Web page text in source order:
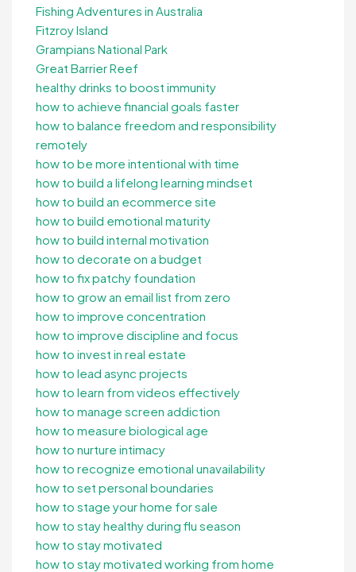
Fishing Adventures in Australia
Fitzroy Island
Grampians National Park
Great Barrier Reef
healthy drinks to boost immunity
how to achieve financial goals faster
how to balance freedom and responsibility
remotely
how to be more intentional with time
how to build a lifelong learning mindset
how to build an ecommerce site
how to build emotional maturity
how to build internal motivation
how to decorate on a budget
how to fix patchy foundation
how to grow an email list from zero
how to improve concentration
how to improve discipline and focus
how to invest in real estate
how to lead async projects
how to learn from videos effectively
how to manage screen addiction
how to measure biological age
how to nurture intimacy
how to recognize emotional unavailability
how to set personal boundaries
how to stage your home for sale
how to stay healthy during flu season
how to stay motivated
how to stay motivated working from home